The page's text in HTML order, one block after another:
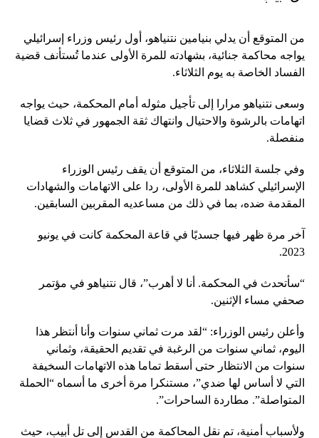
من المتوقع أن يدلي بنيامين نتنياهو، أول رئيس وزراء إسرائيلي
يواجه محاكمة جنائية، بشهادته للمرة الأولى عندما تُستأنف قضية
الفساد الخاصة به يوم الثلاثاء.
وسعى نتنياهو مرارا إلى تأجيل مثوله أمام المحكمة، حيث يواجه
اتهامات بالرشوة والاحتيال وانتهاك ثقة الجمهور في ثلاث قضايا
منفصلة.
وفي جلسة الثلاثاء، من المتوقع أن يقف رئيس الوزراء
الإسرائيلي كشاهد للمرة الأولى، ردا على الاتهامات والشهادات
المقدمة ضده، بما في ذلك من مساعديه المقربين السابقين.
آخر مرة ظهر فيها جسديًا في قاعة المحكمة كانت في يونيو
2023.
“سأتحدث في المحكمة. أنا لا أهرب”، قال نتنياهو في مؤتمر
صحفي مساء الإثنين.
وأعلن رئيس الوزراء: “لقد مرت ثماني سنوات وأنا أنتظر هذا
اليوم، ثماني سنوات من الرغبة في تقديم الحقيقة، وثماني
سنوات من الانتظار حتى أسقط تماما هذه الاتهامات السخيفة
التي لا أساس لها ضدي”، مستنكرا مرة أخرى ما أسماه “الحملة
المتواصلة”. مطاردة الساحرات”.
ولأسباب أمنية، تم نقل المحاكمة من القدس إلى تل أبيب، حيث